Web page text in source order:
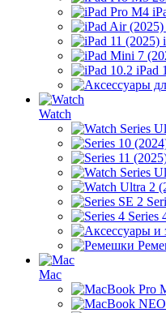
iPad
Watch
Series
Mac